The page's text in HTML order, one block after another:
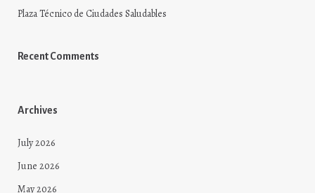
Plaza Técnico de Ciudades Saludables
Recent Comments
Archives
July 2026
June 2026
May 2026